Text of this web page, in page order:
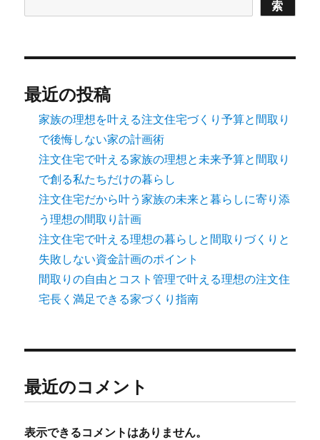
ー
ジ
送
り
索
最近の投稿
家族の理想を叶える注文住宅づくり予算と間取り
で後悔しない家の計画術
注文住宅で叶える家族の理想と未来予算と間取り
で創る私たちだけの暮らし
注文住宅だから叶う家族の未来と暮らしに寄り添
う理想の間取り計画
注文住宅で叶える理想の暮らしと間取りづくりと
失敗しない資金計画のポイント
間取りの自由とコスト管理で叶える理想の注文住
宅長く満足できる家づくり指南
最近のコメント
表示できるコメントはありません。